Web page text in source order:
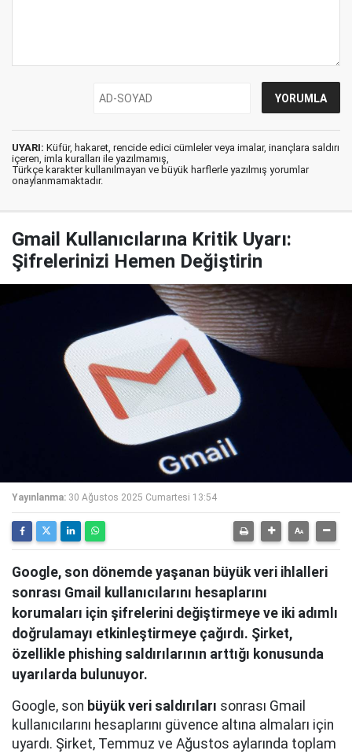
UYARI: Küfür, hakaret, rencide edici cümleler veya imalar, inançlara saldırı
içeren, imla kuralları ile yazılmamış,
Türkçe karakter kullanılmayan ve büyük harflerle yazılmış yorumlar
onaylanmamaktadır.
Gmail Kullanıcılarına Kritik Uyarı:
Şifrelerinizi Hemen Değiştirin
Yayınlanma: 30 Ağustos 2025 Cumartesi 13:54
Google, son dönemde yaşanan büyük veri ihlalleri
sonrası Gmail kullanıcılarını hesaplarını
korumaları için şifrelerini değiştirmeye ve iki adımlı
doğrulamayı etkinleştirmeye çağırdı. Şirket,
özellikle phishing saldırılarının arttığı konusunda
uyarılarda bulunuyor.
Google, son büyük veri saldırıları sonrası Gmail
kullanıcılarını hesaplarını güvence altına almaları için
uyardı. Şirket, Temmuz ve Ağustos aylarında toplam